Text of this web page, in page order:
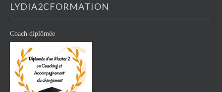
LYDIA2CFORMATION
Coach diplômée